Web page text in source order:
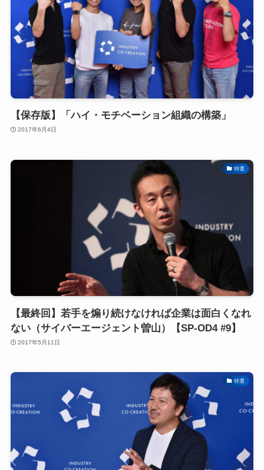
【保存版】「ハイ・モチベーション組織の構築」
2017年6月4日
特選
【最終回】若手を煽り続けなければ企業は面白くなれ
ない（サイバーエージェント曽山）【SP-OD4 #9】
2017年5月11日
特選